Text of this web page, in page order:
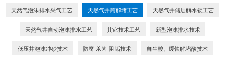
天然气泡沫排水采气工艺 天然气井筒解堵工艺 天然气井储层解水锁工艺
天然气井自动泡沫排水工艺 其它技术工艺 新型泡沫排水技术
低压井泡沫冲砂技术 防腐-杀菌-阻垢技术 自生酸、缓蚀解堵酸技术